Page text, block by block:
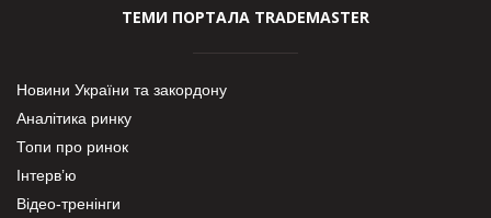
ТЕМИ ПОРТАЛА TRADEMASTER
Новини України та закордону
Аналітика ринку
Топи про ринок
Інтерв’ю
Відео-тренінги